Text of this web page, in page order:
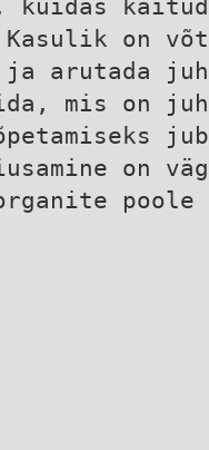
Kasulik on
ja arutada
mis on
on
poole